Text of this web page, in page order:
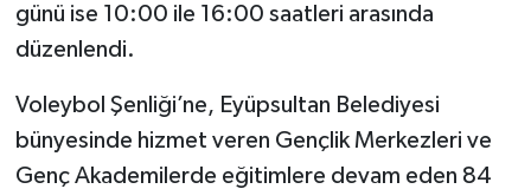
günü ise 10:00 ile 16:00 saatleri arasında
düzenlendi.
Voleybol Şenliği’ne, Eyüpsultan Belediyesi
bünyesinde hizmet veren Gençlik Merkezleri ve
Genç Akademilerde eğitimlere devam eden 84